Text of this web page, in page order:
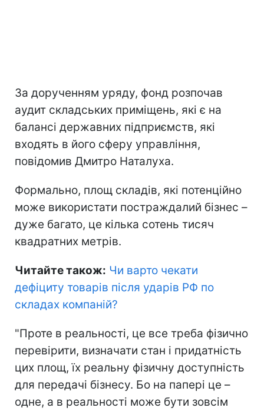
За дорученням уряду, фонд розпочав
аудит складських приміщень, які є на
балансі державних підприємств, які
входять в його сферу управління,
повідомив Дмитро Наталуха.
Формально, площ складів, які потенційно
може використати постраждалий бізнес –
дуже багато, це кілька сотень тисяч
квадратних метрів.
Читайте також: Чи варто чекати
дефіциту товарів після ударів РФ по
складах компаній?
"Проте в реальності, це все треба фізично
перевірити, визначати стан і придатність
цих площ, їх реальну фізичну доступність
для передачі бізнесу. Бо на папері це –
одне, а в реальності може бути зовсім